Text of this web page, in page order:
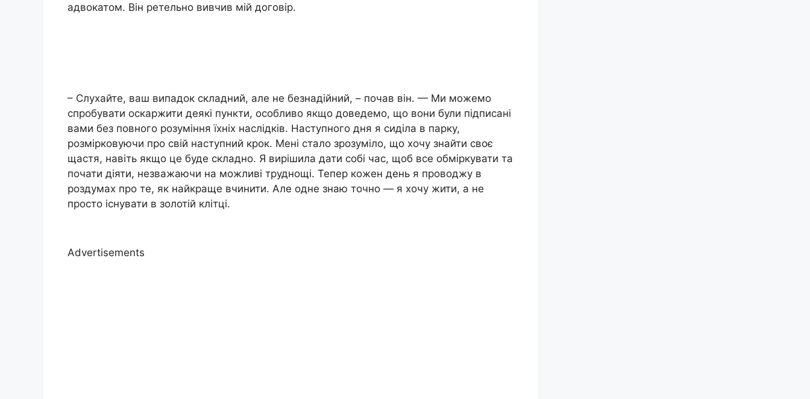
адвокатом. Він ретельно вивчив мій договір.
– Слухайте, ваш випадок складний, але не безнадійний, – почав він. — Ми можемо
спробувати оскаржити деякі пункти, особливо якщо доведемо, що вони були підписані
вами без повного розуміння їхніх наслідків. Наступного дня я сиділа в парку,
розмірковуючи про свій наступний крок. Мені стало зрозуміло, що хочу знайти своє
щастя, навіть якщо це буде складно. Я вирішила дати собі час, щоб все обміркувати та
почати діяти, незважаючи на можливі труднощі. Тепер кожен день я проводжу в
роздумах про те, як найкраще вчинити. Але одне знаю точно — я хочу жити, а не
просто існувати в золотій клітці.
Advertisements